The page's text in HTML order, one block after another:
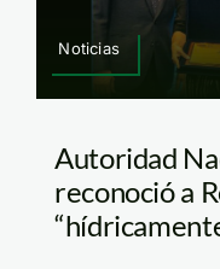
Noticias
Autoridad
reconoció a